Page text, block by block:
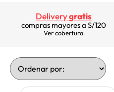
Deliverygratis
compras mayores a S/120
Ver cobertura